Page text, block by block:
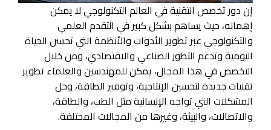
إن دور تخصص التقنية في العالم التكنولوجي لا يمكن
إهماله، حيث يساهم بشكل كبير في التقدم العلمي
والتكنولوجي عبر تطوير الأدوات والأنظمة التي تحسن الحياة
اليومية وتدعم التطور الصناعي والاقتصادي، ومن خلال
التخصص في هذا المجال، يمكن للمهندسين والعلماء تطوير
تقنيات جديدة لتحسين الإنتاجية، وتوفير الطاقة، وحل
المشكلات التي تواجه الإنسانية مثل الطب، والطاقة،
والاتصالات، والبيئة، وغيرها من المجالات المختلفة.